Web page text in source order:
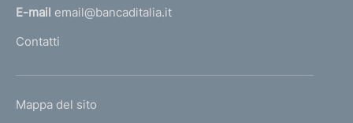
l
'
m
E-mail email@bancaditalia.it
Contatti
L
Mappa del sito